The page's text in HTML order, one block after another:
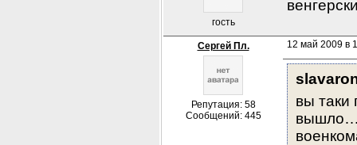
гость
Сергей Пл.
Репутация: 58
Сообщений: 445
12 май 2009 в
вы таки
вышло…